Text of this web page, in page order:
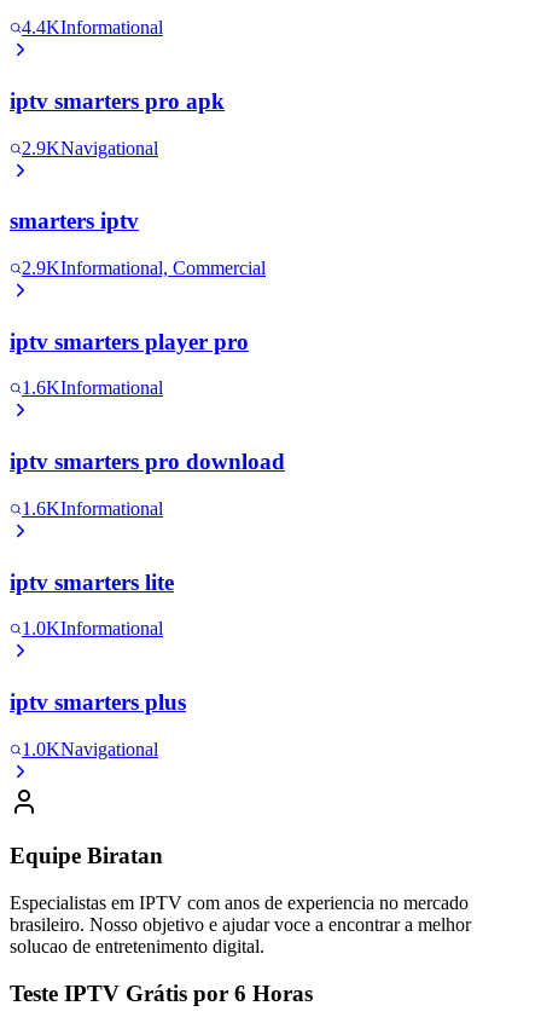
4.4KInformational
iptv smarters pro apk
2.9KNavigational
smarters iptv
2.9KInformational, Commercial
iptv smarters player pro
1.6KInformational
iptv smarters pro download
1.6KInformational
iptv smarters lite
1.0KInformational
iptv smarters plus
1.0KNavigational
Equipe Biratan
Especialistas em IPTV com anos de experiencia no mercado
brasileiro. Nosso objetivo e ajudar voce a encontrar a melhor
solucao de entretenimento digital.
Teste IPTV Grátis por 6 Horas